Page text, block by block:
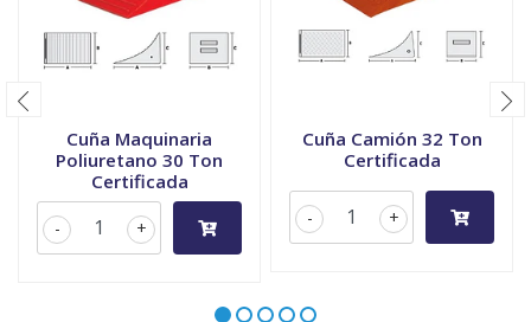
Cuña Maquinaria
Poliuretano 30 Ton
Certificada
+
-
Cuña Camión 32 Ton
Certificada
+
-